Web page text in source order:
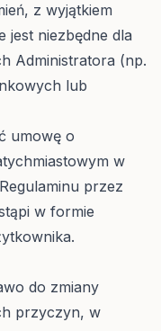
z wyjątkiem
niezbędne dla
Administratora (np.
lub
umowę o
w
przez
w formie
do zmiany
przyczyn, w